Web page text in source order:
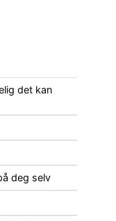
det kan
deg selv